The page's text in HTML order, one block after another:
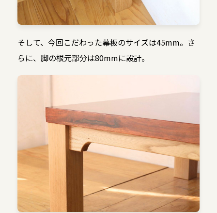
そして、今回こだわった幕板のサイズは45mm。さ
らに、脚の根元部分は80mmに設計。